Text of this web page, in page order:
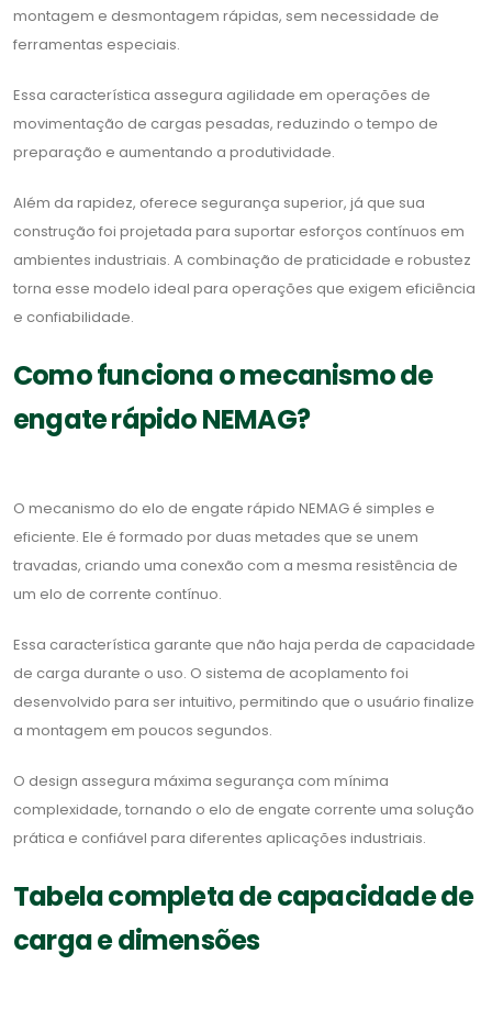
montagem e desmontagem rápidas, sem necessidade de
ferramentas especiais.
Essa característica assegura agilidade em operações de
movimentação de cargas pesadas, reduzindo o tempo de
preparação e aumentando a produtividade.
Além da rapidez, oferece segurança superior, já que sua
construção foi projetada para suportar esforços contínuos em
ambientes industriais. A combinação de praticidade e robustez
torna esse modelo ideal para operações que exigem eficiência
e confiabilidade.
Como funciona o mecanismo de
engate rápido NEMAG?
O mecanismo do elo de engate rápido NEMAG é simples e
eficiente. Ele é formado por duas metades que se unem
travadas, criando uma conexão com a mesma resistência de
um elo de corrente contínuo.
Essa característica garante que não haja perda de capacidade
de carga durante o uso. O sistema de acoplamento foi
desenvolvido para ser intuitivo, permitindo que o usuário finalize
a montagem em poucos segundos.
O design assegura máxima segurança com mínima
complexidade, tornando o elo de engate corrente uma solução
prática e confiável para diferentes aplicações industriais.
Tabela completa de capacidade de
carga e dimensões